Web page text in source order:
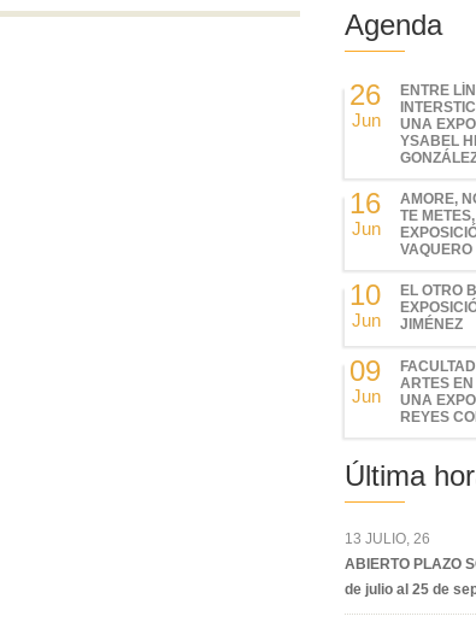
Agenda
26
Jun
ENTRE
UNA
YSABEL
16
Jun
AMORE,
TE
VAQUERO
10
Jun
EL OTRO
JIMÉNEZ
09
Jun
ARTES
UNA
REYES
Última
13 JULIO, 26
ABIERTO PLAZO
de julio al 25 de